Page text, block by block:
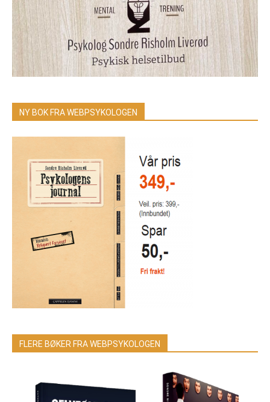
NY BOK FRA WEBPSYKOLOGEN
FLERE BØKER FRA WEBPSYKOLOGEN